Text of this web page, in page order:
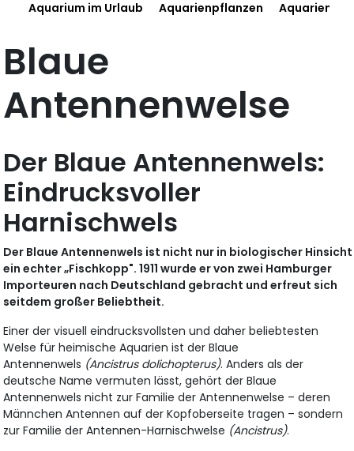
Aquarium im Urlaub Aquarienpflanzen
Blaue
Antennenwelse
Der Blaue Antennenwels:
Eindrucksvoller
Harnischwels
Der Blaue Antennenwels ist nicht nur in biologischer Hinsicht
ein echter „Fischkopp". 1911 wurde er von zwei Hamburger
Importeuren nach Deutschland gebracht und erfreut sich
seitdem großer Beliebtheit.
Einer der visuell eindrucksvollsten und daher beliebtesten
Welse für heimische Aquarien ist der Blaue
Antennenwels (Ancistrus dolichopterus). Anders als der
deutsche Name vermuten lässt, gehört der Blaue
Antennenwels nicht zur Familie der Antennenwelse – deren
Männchen Antennen auf der Kopfoberseite tragen – sondern
zur Familie der Antennen-Harnischwelse (Ancistrus).